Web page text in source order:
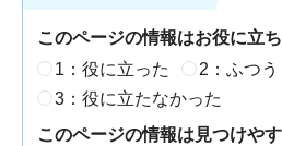
このページの情報はお役に立
1：役に立った
2：ふつう
3：役に立たなかった
このページの情報は見つけや